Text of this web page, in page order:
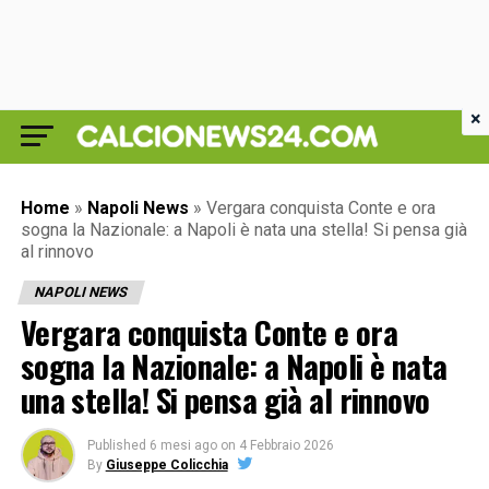
Home » Napoli News » Vergara conquista Conte e ora
sogna la Nazionale: a Napoli è nata una stella! Si pensa già
al rinnovo
NAPOLI NEWS
Vergara conquista Conte e ora
sogna la Nazionale: a Napoli è nata
una stella! Si pensa già al rinnovo
Published 6 mesi ago on 4 Febbraio 2026
By Giuseppe Colicchia
×